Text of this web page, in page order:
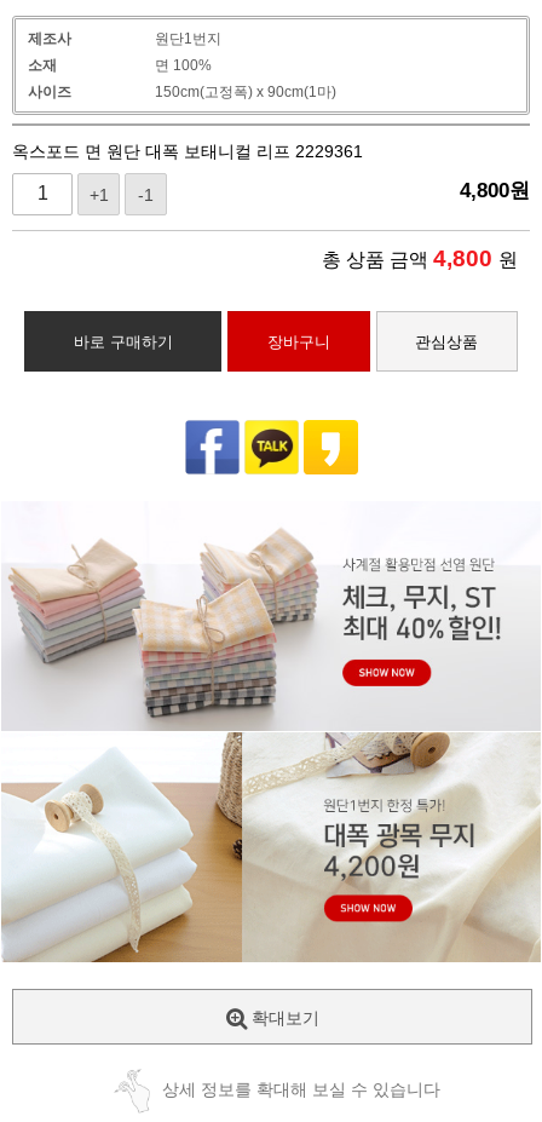
제조사
원단1번지
소재
면 100%
사이즈
150cm(고정폭) x 90cm(1마)
옥스포드 면 원단 대폭 보태니컬 리프 2229361
+1 -1 4,800원
총 상품 금액 4,800 원
바로 구매하기 장바구니 관심상품
확대보기
상세 정보를 확대해 보실 수 있습니다